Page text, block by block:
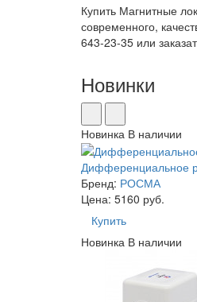
Купить Магнитные
современного,
643-23-35 или
Новинки
Новинка В наличии
Дифферен­ци­аль­ное
Бренд: РОСМА
Цена: 5160 руб.
Купить
Новинка В наличии